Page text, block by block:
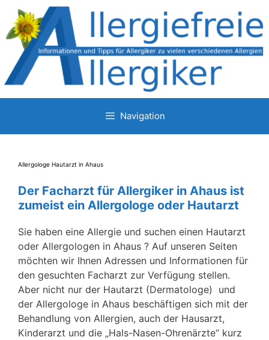
Zum
Inhalt
springen
Navigation
Allergologe Hautarzt in Ahaus
Der Facharzt für Allergiker in Ahaus ist
zumeist ein Allergologe oder Hautarzt
Sie haben eine Allergie und suchen einen Hautarzt
oder Allergologen in Ahaus ? Auf unseren Seiten
möchten wir Ihnen Adressen und Informationen für
den gesuchten Facharzt zur Verfügung stellen.
Aber nicht nur der Hautarzt (Dermatologe) und
der Allergologe in Ahaus beschäftigen sich mit der
Behandlung von Allergien, auch der Hausarzt,
Kinderarzt und die „Hals-Nasen-Ohrenärzte“ kurz